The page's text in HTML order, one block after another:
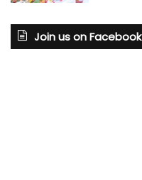
Join us on Facebook